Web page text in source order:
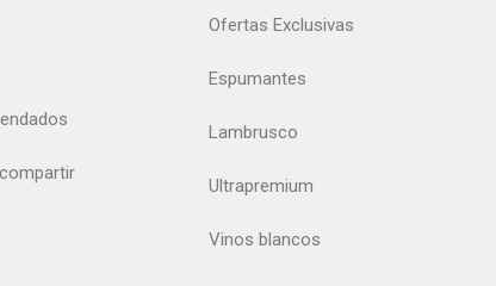
Ofertas Exclusivas
Espumantes
Lambrusco
Ultrapremium
Vinos blancos